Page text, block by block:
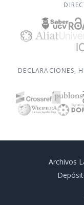
DECLARACIONES,
Archivos